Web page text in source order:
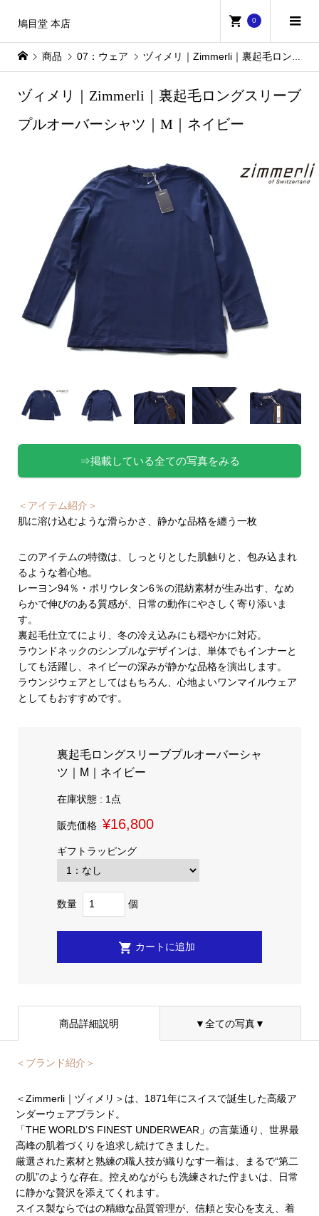
鳩目堂 本店 0
商品 07：ウェア ヅィメリ｜Zimmerli｜裏起毛ロングスリーブプルオーバーシャツ｜M｜ネイビー
ヅィメリ｜Zimmerli｜裏起毛ロングスリーブ
プルオーバーシャツ｜M｜ネイビー
⇒掲載している全ての写真をみる
＜アイテム紹介＞
肌に溶け込むような滑らかさ、静かな品格を纏う一枚
このアイテムの特徴は、しっとりとした肌触りと、包み込まれ
るような着心地。
レーヨン94％・ポリウレタン6％の混紡素材が生み出す、なめ
らかで伸びのある質感が、日常の動作にやさしく寄り添いま
す。
裏起毛仕立てにより、冬の冷え込みにも穏やかに対応。
ラウンドネックのシンプルなデザインは、単体でもインナーと
しても活躍し、ネイビーの深みが静かな品格を演出します。
ラウンジウェアとしてはもちろん、心地よいワンマイルウェア
としてもおすすめです。
裏起毛ロングスリーブプルオーバーシャ
ツ｜M｜ネイビー
在庫状態 : 1点
販売価格 ¥16,800
ギフトラッピング
数量 個
商品詳細説明 ▼全ての写真▼
＜ブランド紹介＞
＜Zimmerli｜ヅィメリ＞は、1871年にスイスで誕生した高級ア
ンダーウェアブランド。
「THE WORLD’S FINEST UNDERWEAR」の言葉通り、世界最
高峰の肌着づくりを追求し続けてきました。
厳選された素材と熟練の職人技が織りなす一着は、まるで“第二
の肌”のような存在。控えめながらも洗練された佇まいは、日常
に静かな贅沢を添えてくれます。
スイス製ならではの精緻な品質管理が、信頼と安心を支え、着